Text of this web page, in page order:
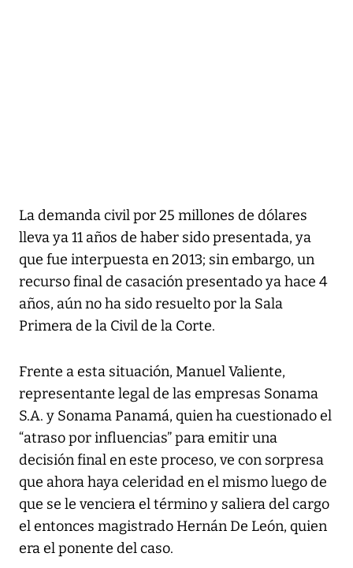
La demanda civil por 25 millones de dólares
lleva ya 11 años de haber sido presentada, ya
que fue interpuesta en 2013; sin embargo, un
recurso final de casación presentado ya hace 4
años, aún no ha sido resuelto por la Sala
Primera de la Civil de la Corte.
Frente a esta situación, Manuel Valiente,
representante legal de las empresas Sonama
S.A. y Sonama Panamá, quien ha cuestionado el
“atraso por influencias” para emitir una
decisión final en este proceso, ve con sorpresa
que ahora haya celeridad en el mismo luego de
que se le venciera el término y saliera del cargo
el entonces magistrado Hernán De León, quien
era el ponente del caso.